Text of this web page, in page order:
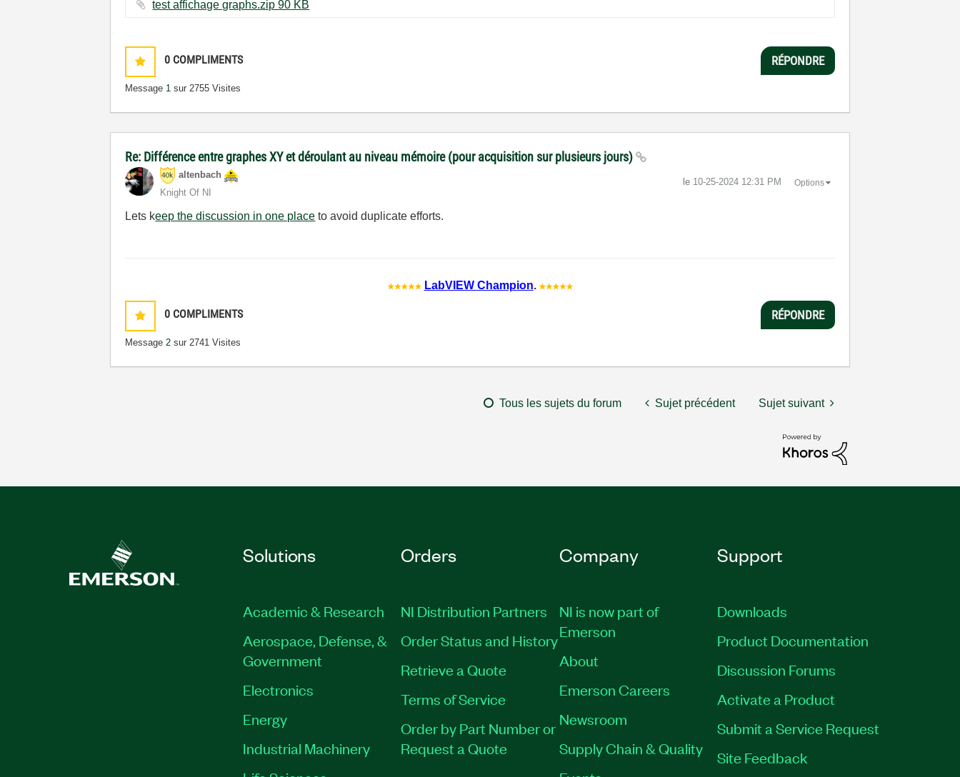
test affichage graphs.zip ‏90 KB
0 COMPLIMENTS
Message 1 sur 2755 Visites
RÉPONDRE
Re: Différence entre graphes XY et déroulant au niveau mémoire (pour acquisition sur plusieurs jours)
altenbach
Knight Of NI
le ‎10-25-2024 12:31 PM Options
Lets keep the discussion in one place to avoid duplicate efforts.
LabVIEW Champion.
0 COMPLIMENTS
Message2 sur 2741 Visites
RÉPONDRE
Tous les sujets du forum Sujet précédent Sujet suivant
Solutions
Academic & Research
Aerospace, Defense, &
Government
Electronics
Energy
Industrial Machinery
Orders
NI Distribution Partners
Order Status and History
Retrieve a Quote
Terms of Service
Order by Part Number or
Request a Quote
Company
NI is now part of
Emerson
About
Emerson Careers
Newsroom
Supply Chain & Quality
Support
Downloads
Product Documentation
Discussion Forums
Activate a Product
Submit a Service Request
Site Feedback